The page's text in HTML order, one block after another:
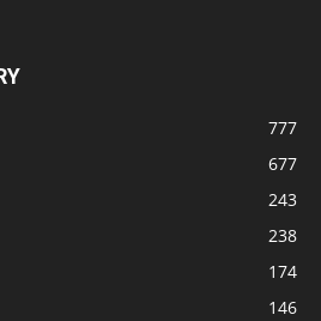
777
677
243
238
174
146